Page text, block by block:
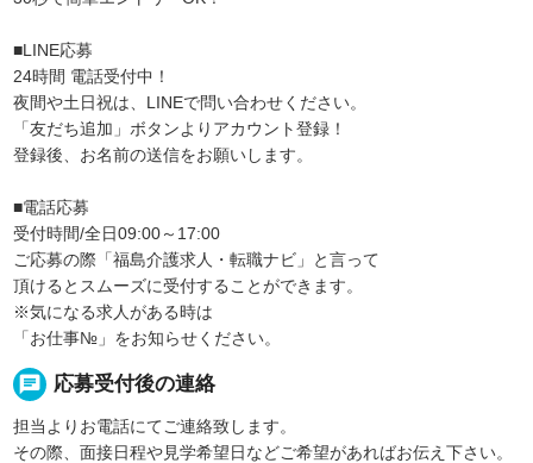
■LINE応募
24時間 電話受付中！
夜間や土日祝は、LINEで問い合わせください。
「友だち追加」ボタンよりアカウント登録！
登録後、お名前の送信をお願いします。
■電話応募
受付時間/全日09:00～17:00
ご応募の際「福島介護求人・転職ナビ」と言って
頂けるとスムーズに受付することができます。
※気になる求人がある時は
「お仕事№」をお知らせください。
chat 応募受付後の連絡
担当よりお電話にてご連絡致します。
その際、面接日程や見学希望日などご希望があればお伝え下さい。